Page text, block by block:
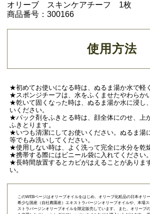
オリーブ スキンケアチーフ 1枚
商品番号：300166
使用方法
★初めてお使いになる時は、ぬるま湯か水で軽
★スポンジチーフは、水をふくませたやわらか
★乾いて固くなった時は、ぬるま湯か水に浸し
いください。
★パック剤をふきとる時は、顔全体にのせ、上
ふきとります。
★いつも清潔にしてお使いください。ぬるま湯
等でもみ洗いしてください。
★使用しない時は、よく洗って完全に水分を乾
★携帯する際にはビニール袋に入れてください。
★長時間放置するとカビがはえることがありま
い。
このWEBページはオリーブオイルをはじめ、オリーブ化粧品の日本オリ
希少な国産（自社農園産）エキストラバージンオリーブオイルや、本場
ストラバージンオリーブオイルを限定販売しています。 また、オリーブ